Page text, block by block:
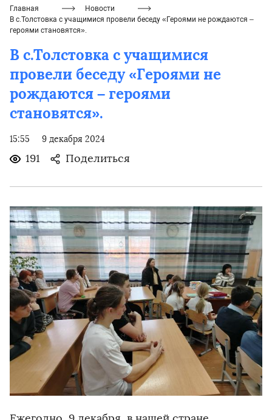
Главная
Новости
В с.Толстовка с учащимися провели беседу «Героями не рождаются –
героями становятся».
В с.Толстовка с учащимися
провели беседу «Героями не
рождаются – героями
становятся».
15:55 9 декабря 2024
191 Поделиться